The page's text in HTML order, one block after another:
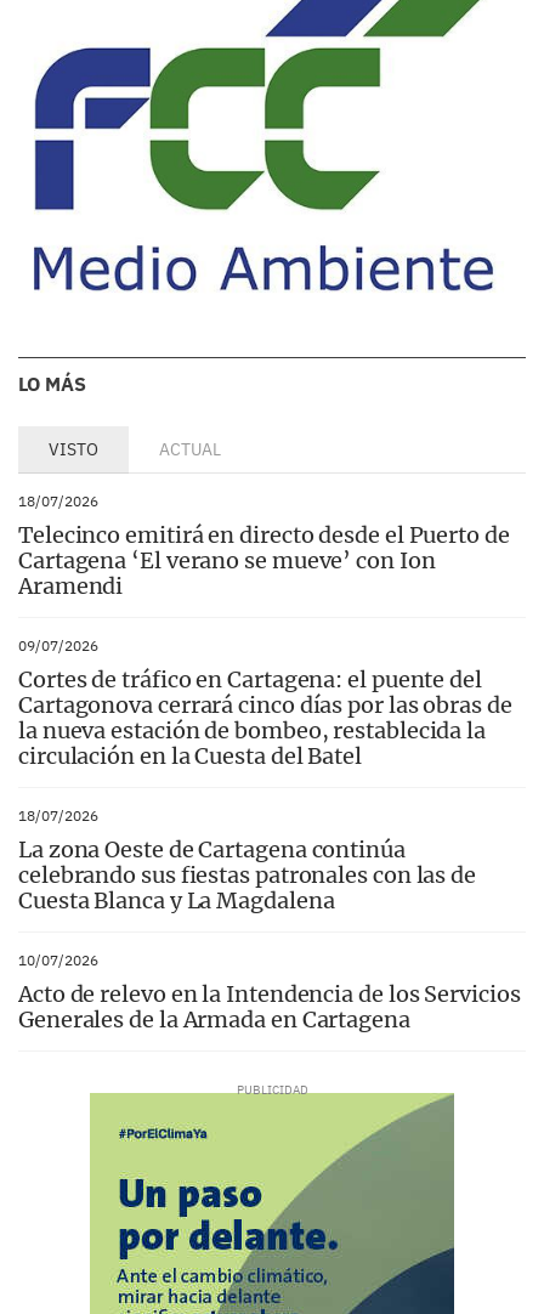
LO MÁS
VISTO ACTUAL
18/07/2026
Telecinco emitirá en directo desde el Puerto de
Cartagena ‘El verano se mueve’ con Ion
Aramendi
09/07/2026
Cortes de tráfico en Cartagena: el puente del
Cartagonova cerrará cinco días por las obras de
la nueva estación de bombeo, restablecida la
circulación en la Cuesta del Batel
18/07/2026
La zona Oeste de Cartagena continúa
celebrando sus fiestas patronales con las de
Cuesta Blanca y La Magdalena
10/07/2026
Acto de relevo en la Intendencia de los Servicios
Generales de la Armada en Cartagena